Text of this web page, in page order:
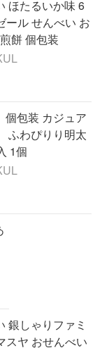
ほたるいか味 6
ール せんべい お
餅 個包装
包装 カジュア
ふわぴりり明太
1個
銀しゃりファミ
スヤ おせんべい